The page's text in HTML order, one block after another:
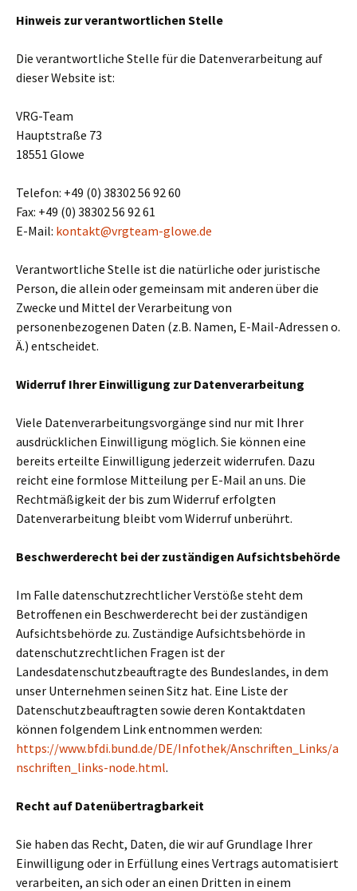
Hinweis zur verantwortlichen Stelle
Die verantwortliche Stelle für die Datenverarbeitung auf
dieser Website ist:
VRG-Team
Hauptstraße 73
18551 Glowe
Telefon: +49 (0) 38302 56 92 60
Fax: +49 (0) 38302 56 92 61
E-Mail: kontakt@vrgteam-glowe.de
Verantwortliche Stelle ist die natürliche oder juristische
Person, die allein oder gemeinsam mit anderen über die
Zwecke und Mittel der Verarbeitung von
personenbezogenen Daten (z.B. Namen, E-Mail-Adressen o.
Ä.) entscheidet.
Widerruf Ihrer Einwilligung zur Datenverarbeitung
Viele Datenverarbeitungsvorgänge sind nur mit Ihrer
ausdrücklichen Einwilligung möglich. Sie können eine
bereits erteilte Einwilligung jederzeit widerrufen. Dazu
reicht eine formlose Mitteilung per E-Mail an uns. Die
Rechtmäßigkeit der bis zum Widerruf erfolgten
Datenverarbeitung bleibt vom Widerruf unberührt.
Beschwerderecht bei der zuständigen Aufsichtsbehörde
Im Falle datenschutzrechtlicher Verstöße steht dem
Betroffenen ein Beschwerderecht bei der zuständigen
Aufsichtsbehörde zu. Zuständige Aufsichtsbehörde in
datenschutzrechtlichen Fragen ist der
Landesdatenschutzbeauftragte des Bundeslandes, in dem
unser Unternehmen seinen Sitz hat. Eine Liste der
Datenschutzbeauftragten sowie deren Kontaktdaten
können folgendem Link entnommen werden:
https://www.bfdi.bund.de/DE/Infothek/Anschriften_Links/a
nschriften_links-node.html.
Recht auf Datenübertragbarkeit
Sie haben das Recht, Daten, die wir auf Grundlage Ihrer
Einwilligung oder in Erfüllung eines Vertrags automatisiert
verarbeiten, an sich oder an einen Dritten in einem